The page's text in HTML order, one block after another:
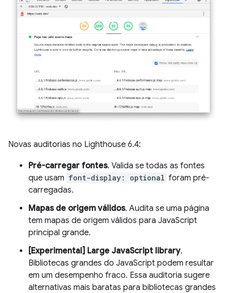
Novas auditorias no Lighthouse 6.4:
Pré-carregar fontes. Valida se todas as fontes
que usam font-display: optional foram pré-
carregadas.
Mapas de origem válidos. Audita se uma página
tem mapas de origem válidos para JavaScript
principal grande.
[Experimental] Large JavaScript library.
Bibliotecas grandes do JavaScript podem resultar
em um desempenho fraco. Essa auditoria sugere
alternativas mais baratas para bibliotecas grandes